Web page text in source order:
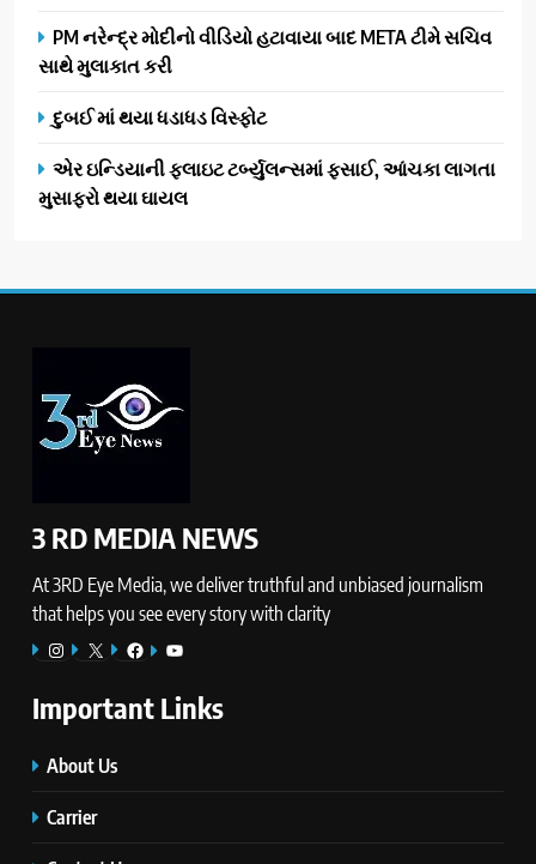
PM નરેન્દ્ર મોદીનો વીડિયો હટાવાયા બાદ META ટીમે સચિવ
સાથે મુલાકાત કરી
દુબઈ માં થયા ધડાધડ વિસ્ફોટ
એર ઇન્ડિયાની ફ્લાઇટ ટર્બ્યુલન્સમાં ફસાઈ, આંચકા લાગતા
મુસાફરો થયા ઘાયલ
3 RD MEDIA NEWS
At 3RD Eye Media, we deliver truthful and unbiased journalism
that helps you see every story with clarity
Instagram
X Facebook
YouTube
Important Links
About Us
Carrier